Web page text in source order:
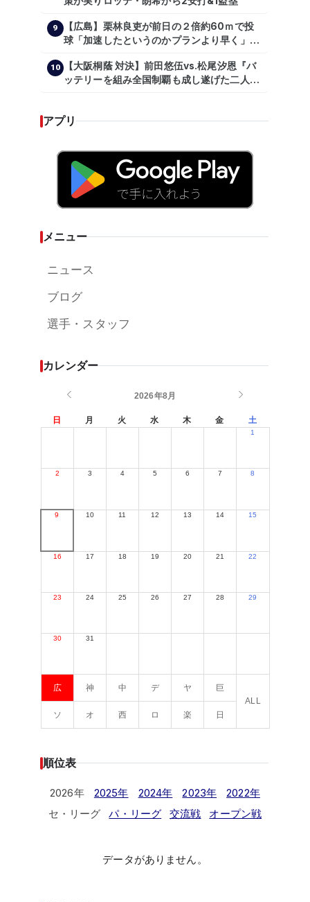
9
【広島】栗林良吏が前日の２倍約60ｍで投
球「加速したというのかプランより早く」自
10
【大阪桐蔭 対決】前田悠伍vs.松尾汐恩『バ
ッテリーを組み全国制覇も成し遂げた二人
アプリ
メニュー
ニュース
ブログ
選手・スタッフ
カレンダー
2026年8月
日 月 火 水 木 金 土
1
2 3 4 5 6 7 8
9 10 11 12 13 14 15
16 17 18 19 20 21 22
23 24 25 26 27 28 29
30 31
広 神 中 デ ヤ
巨
ALL
ソ
オ 西 ロ 楽 日
順位表
2026年 2025年 2024年 2023年
2022年
セ・リーグ
パ・リーグ 交流戦 オープン戦
データがありません。